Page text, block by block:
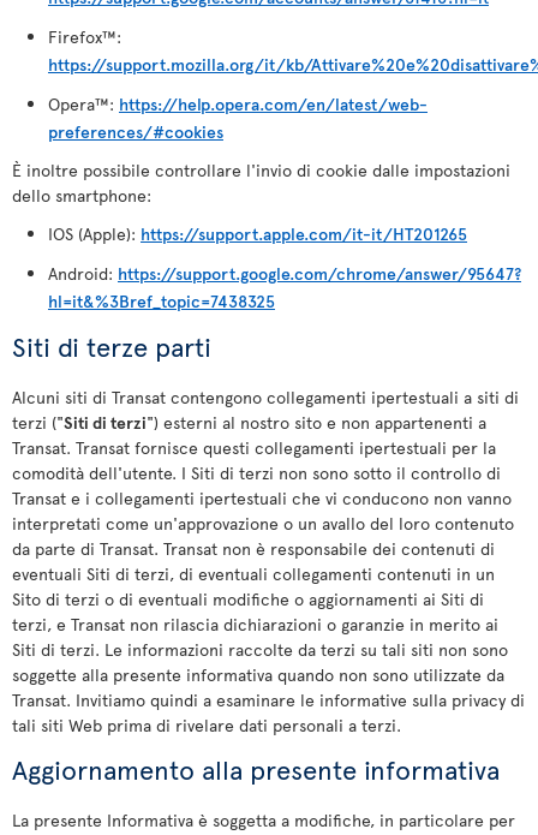
Firefox™:
https://support.mozilla.org/it/kb/
Opera™: https://help.opera.com/en/latest/web-
preferences/#cookies
È inoltre possibile controllare l'invio di cookie dalle impostazioni
dello smartphone:
IOS (Apple): https://support.apple.com/it-it/HT201265
Android: https://support.google.com/chrome/answer/95647?
hl=it&%3Bref_topic=7438325
Siti di terze parti
Alcuni siti di Transat contengono collegamenti ipertestuali a siti di
terzi ("Siti di terzi") esterni al nostro sito e non appartenenti a
Transat. Transat fornisce questi collegamenti ipertestuali per la
comodità dell'utente. I Siti di terzi non sono sotto il controllo di
Transat e i collegamenti ipertestuali che vi conducono non vanno
interpretati come un'approvazione o un avallo del loro contenuto
da parte di Transat. Transat non è responsabile dei contenuti di
eventuali Siti di terzi, di eventuali collegamenti contenuti in un
Sito di terzi o di eventuali modifiche o aggiornamenti ai Siti di
terzi, e Transat non rilascia dichiarazioni o garanzie in merito ai
Siti di terzi. Le informazioni raccolte da terzi su tali siti non sono
soggette alla presente informativa quando non sono utilizzate da
Transat. Invitiamo quindi a esaminare le informative sulla privacy di
tali siti Web prima di rivelare dati personali a terzi.
Aggiornamento alla presente informativa
La presente Informativa è soggetta a modifiche, in particolare per